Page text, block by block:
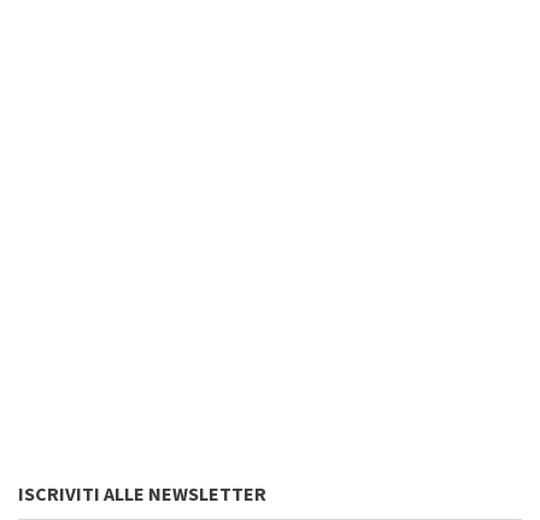
ISCRIVITI ALLE NEWSLETTER